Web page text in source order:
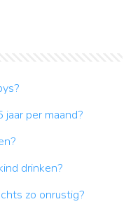
per maand?
drinken?
zo onrustig?